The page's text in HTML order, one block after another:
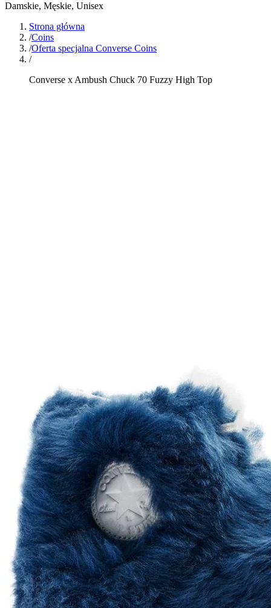
Damskie, Męskie, Unisex
Strona główna
/Coins
/Oferta specjalna Converse Coins
/
Converse x Ambush Chuck 70 Fuzzy High Top